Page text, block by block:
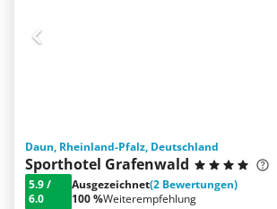
Daun, Rheinland-Pfalz, Deutschland
Sporthotel Grafenwald
5.9/
6.0
Ausgezeichnet(2 Bewertungen)
100 %Weiterempfehlung